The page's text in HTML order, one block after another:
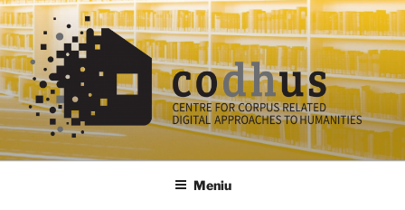
Sari
la
conținut
codhus
Meniu